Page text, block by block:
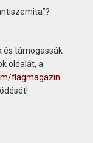
és támogassák
oldalát, a
flagmagazin